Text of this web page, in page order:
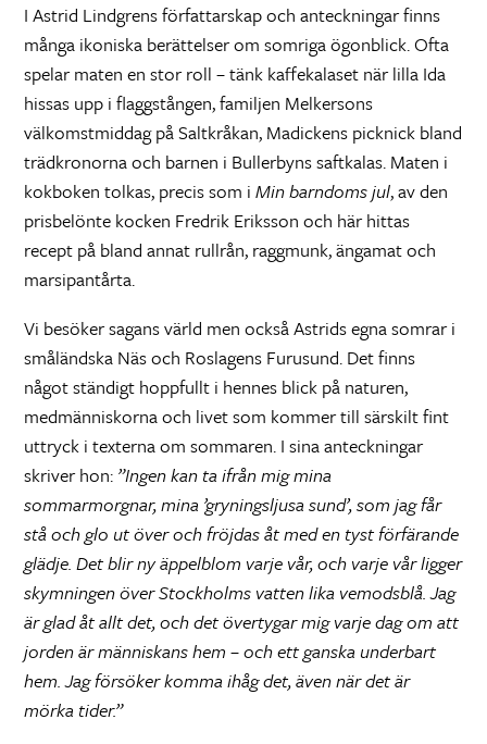
I Astrid Lindgrens författarskap och anteckningar finns
många ikoniska berättelser om somriga ögonblick. Ofta
spelar maten en stor roll – tänk kaffekalaset när lilla Ida
hissas upp i flaggstången, familjen Melkersons
välkomstmiddag på Saltkråkan, Madickens picknick bland
trädkronorna och barnen i Bullerbyns saftkalas. Maten i
kokboken tolkas, precis som iMin barndoms jul, av den
prisbelönte kocken Fredrik Eriksson och här hittas
recept på bland annat rullrån, raggmunk, ängamat och
marsipantårta.
Vi besöker sagans värld men också Astrids egna somrar i
småländska Näs och Roslagens Furusund. Det finns
något ständigt hoppfullt i hennes blick på naturen,
medmänniskorna och livet som kommer till särskilt fint
uttryck i texterna om sommaren. I sina anteckningar
skriver hon: ”Ingen kan ta ifrån mig mina
sommarmorgnar, mina ’gryningsljusa sund’, som jag får
stå och glo ut över och fröjdas åt med en tyst förfärande
glädje. Det blir ny äppelblom varje vår, och varje vår ligger
skymningen över Stockholms vatten lika vemodsblå. Jag
är glad åt allt det, och det övertygar mig varje dag om att
jorden är människans hem – och ett ganska underbart
hem. Jag försöker komma ihåg det, även när det är
mörka tider.”